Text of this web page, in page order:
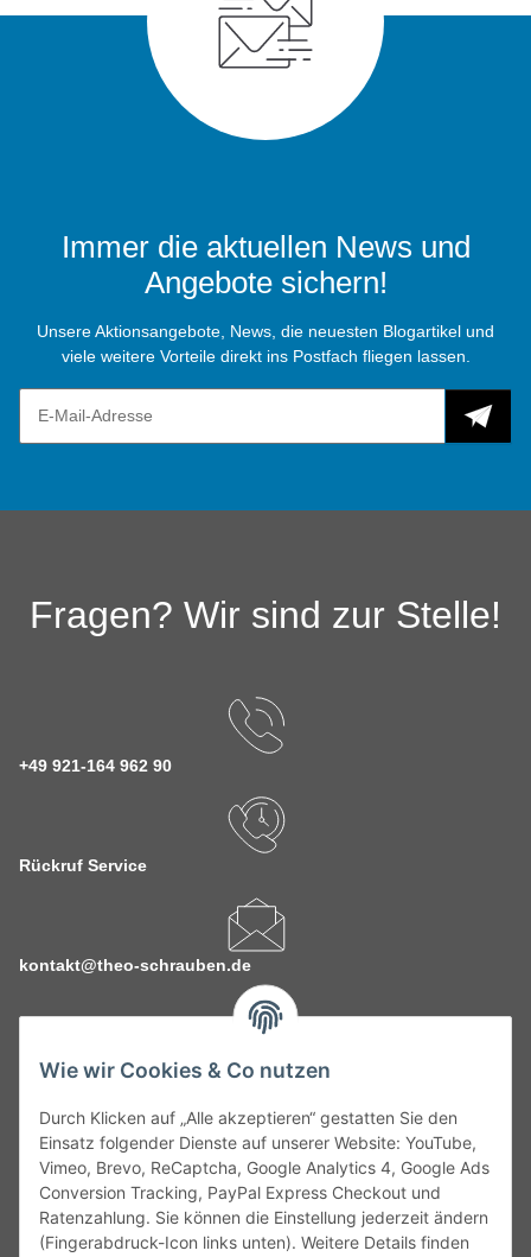
Wie wir Cookies & Co nutzen
Durch Klicken auf „Alle akzeptieren“ gestatten Sie den
Einsatz folgender Dienste auf unserer Website: YouTube,
Vimeo, Brevo, ReCaptcha, Google Analytics 4, Google Ads
Conversion Tracking, PayPal Express Checkout und
Ratenzahlung. Sie können die Einstellung jederzeit ändern
(Fingerabdruck-Icon links unten). Weitere Details finden
Immer die aktuellen News und
Angebote sichern!
Unsere Aktionsangebote, News, die neuesten Blogartikel und
viele weitere Vorteile direkt ins Postfach fliegen lassen.
Fragen? Wir sind zur Stelle!
+49 921-164 962 90
Rückruf Service
kontakt@theo-schrauben.de
Service
Gesetzliche Informationen